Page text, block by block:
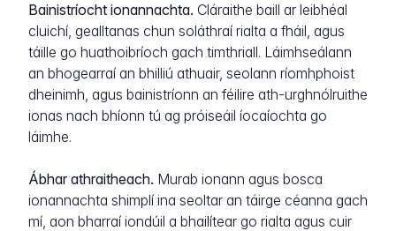
Bainistríocht ionannachta. Cláraithe baill ar leibhéal
cluichí, gealltanas chun soláthraí rialta a fháil, agus
táille go huathoibríoch gach timthriall. Láimhseálann
an bhogearraí an bhilliú athuair, seolann ríomhphoist
dheinimh, agus bainistríonn an féilire ath-urghnólruithe
ionas nach bhíonn tú ag próiseáil íocaíochta go
láimhe.
Ábhar athraitheach. Murab ionann agus bosca
ionannachta shimplí ina seoltar an táirge céanna gach
mí, aon bharraí iondúil a bhailítear go rialta agus cuir